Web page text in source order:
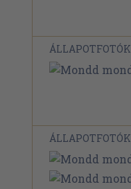
ÁLLAPOTFOTÓK
ÁLLAPOTFOTÓK